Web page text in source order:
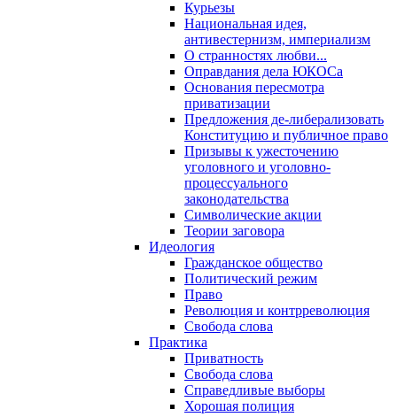
Курьезы
Национальная идея,
антивестернизм, империализм
О странностях любви...
Оправдания дела ЮКОСа
Основания пересмотра
приватизации
Предложения де-либерализовать
Конституцию и публичное право
Призывы к ужесточению
уголовного и уголовно-
процессуального
законодательства
Символические акции
Теории заговора
Идеология
Гражданское общество
Политический режим
Право
Революция и контрреволюция
Свобода слова
Практика
Приватность
Свобода слова
Справедливые выборы
Хорошая полиция